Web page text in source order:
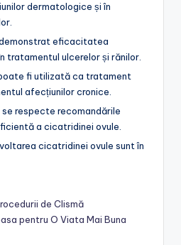
dermatologice și în
eficacitatea
tratamentul ulcerelor și rănilor.
fi utilizată ca tratament
afecțiunilor cronice.
respecte recomandările
a cicatridinei ovule.
cicatridinei ovule sunt în
de Clismă
pentru O Viata Mai Buna